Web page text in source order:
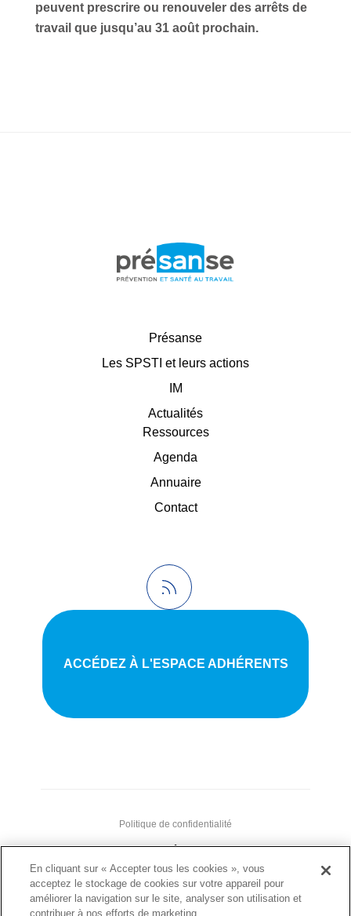
peuvent prescrire ou renouveler des arrêts de
travail que jusqu’au 31 août prochain.
Présanse
Les SPSTI et leurs actions
IM
Actualités
Ressources
Agenda
Annuaire
Contact
ACCÉDEZ À L'ESPACE ADHÉRENTS
Liens utiles
•
Nous contacter
•
Politique de confidentialité
En cliquant sur « Accepter tous les cookies », vous
acceptez le stockage de cookies sur votre appareil pour
améliorer la navigation sur le site, analyser son utilisation et
contribuer à nos efforts de marketing.